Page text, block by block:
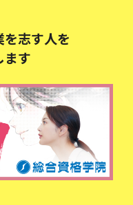
志す人を
ます